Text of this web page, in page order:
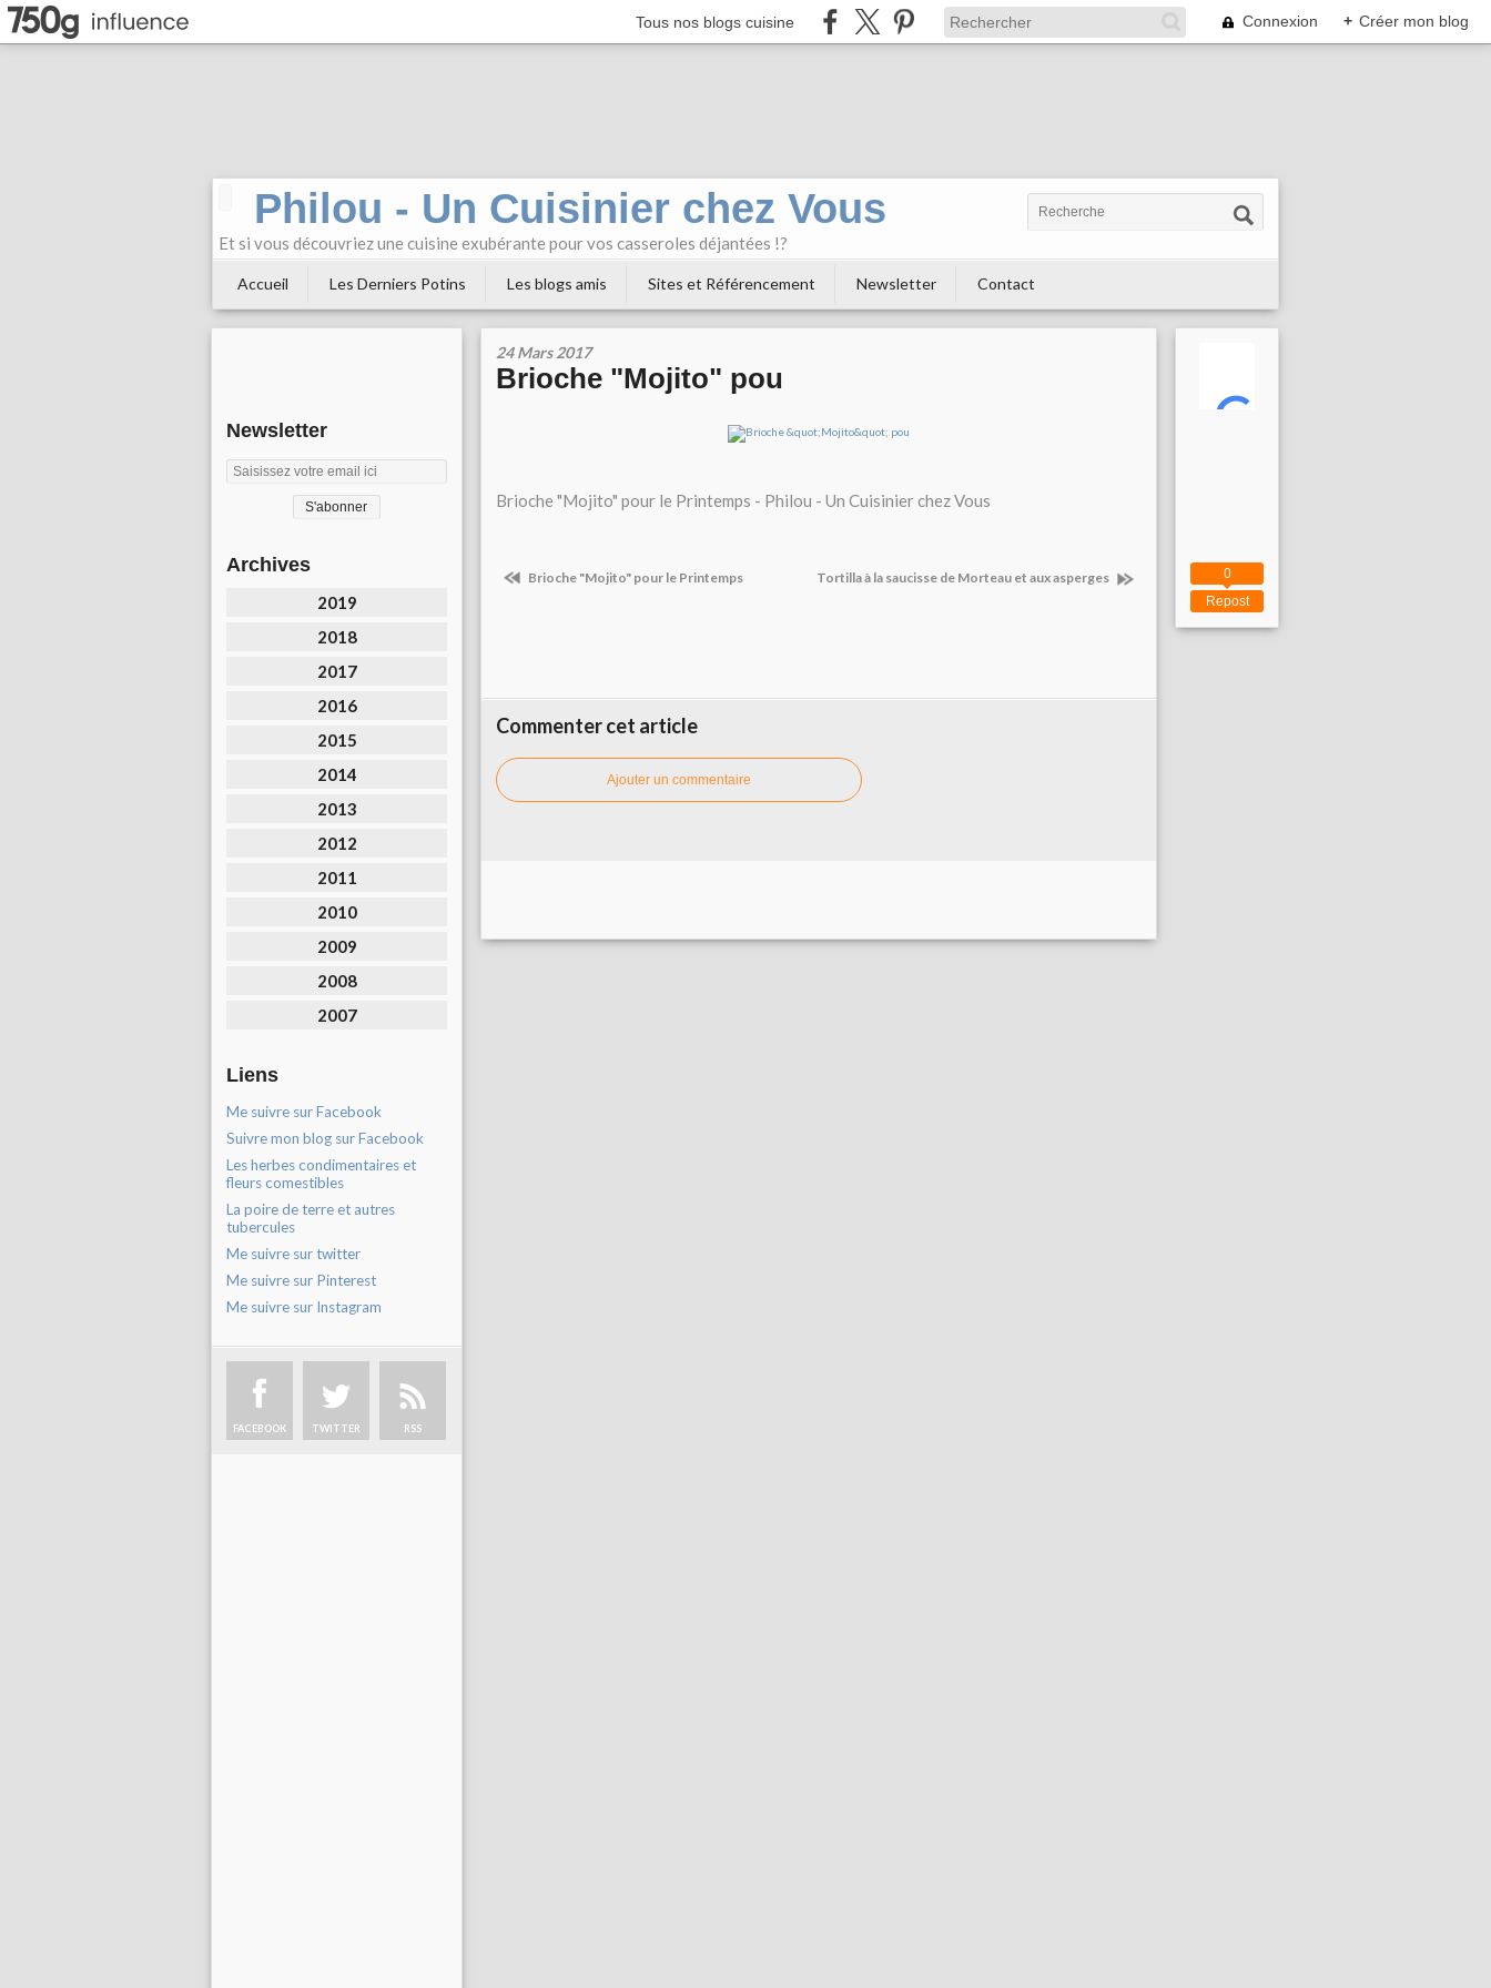
Tous nos blogs cuisine Connexion + Créer mon blog
Philou - Un Cuisinier chez Vous
Et si vous découvriez une cuisine exubérante pour vos casseroles déjantées !?
Accueil Les Derniers Potins Les blogs amis Sites et Référencement Newsletter Contact
Newsletter
Archives
2019
2018
2017
2016
2015
2014
2013
2012
2011
2010
2009
2008
2007
Liens
Me suivre sur Facebook
Suivre mon blog sur Facebook
Les herbes condimentaires et
fleurs comestibles
La poire de terre et autres
tubercules
Me suivre sur twitter
Me suivre sur Pinterest
Me suivre sur Instagram
FACEBOOK TWITTER RSS
24 Mars 2017
Brioche "Mojito" pou
Brioche "Mojito" pour le Printemps - Philou - Un Cuisinier chez Vous
Brioche "Mojito" pour le Printemps Tortilla à la saucisse de Morteau et aux asperges
Commenter cet article
Ajouter un commentaire
Repost
0